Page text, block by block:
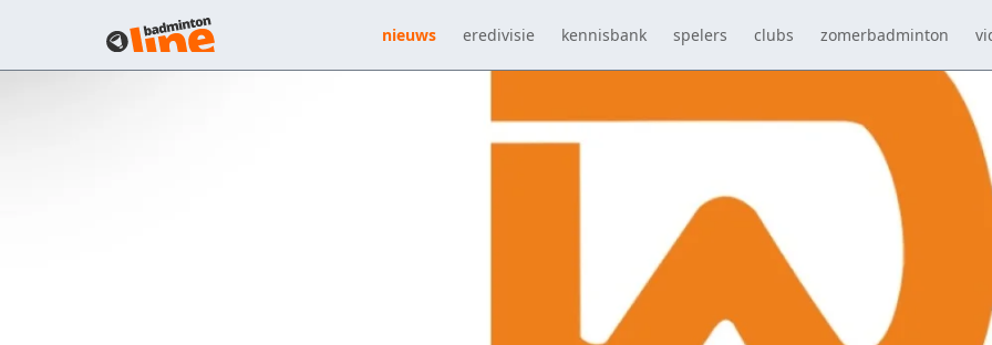
nieuws eredivisie kennisbank spelers clubs zomerbadminton